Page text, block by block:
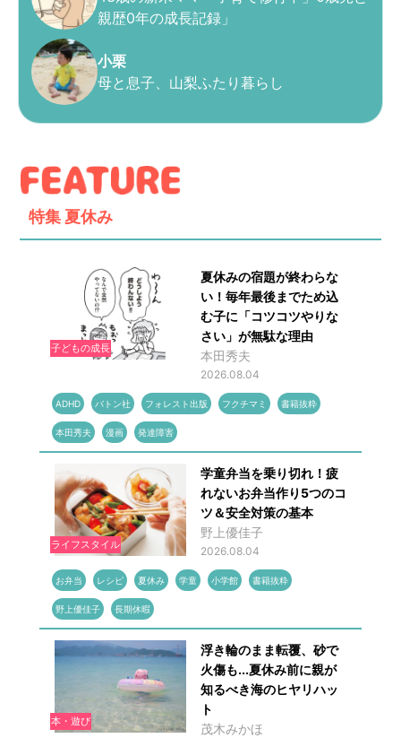
親歴0年の成長記録」
小栗
母と息子、山梨ふたり暮らし
特集 夏休み
子どもの成長
夏休みの宿題が終わらな
い！毎年最後までため込
む子に「コツコツやりな
さい」が無駄な理由
本田秀夫
2026.08.04
ADHD バトン社 フォレスト出版 フクチマミ 書籍抜粋
本田秀夫 漫画 発達障害
ライフスタイル
学童弁当を乗り切れ！疲
れないお弁当作り5つのコ
ツ＆安全対策の基本
野上優佳子
2026.08.04
お弁当 レシピ 夏休み 学童 小学館 書籍抜粋
野上優佳子 長期休暇
本・遊び
浮き輪のまま転覆、砂で
火傷も...夏休み前に親が
知るべき海のヒヤリハッ
ト
茂木みかほ